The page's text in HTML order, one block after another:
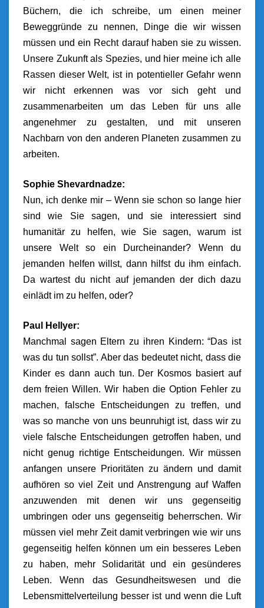
Büchern, die ich schreibe, um einen meiner
Beweggründe zu nennen, Dinge die wir wissen
müssen und ein Recht darauf haben sie zu wissen.
Unsere Zukunft als Spezies, und hier meine ich alle
Rassen dieser Welt, ist in potentieller Gefahr wenn
wir nicht erkennen was vor sich geht und
zusammenarbeiten um das Leben für uns alle
angenehmer zu gestalten, und mit unseren
Nachbarn von den anderen Planeten zusammen zu
arbeiten.
Sophie Shevardnadze:
Nun, ich denke mir – Wenn sie schon so lange hier
sind wie Sie sagen, und sie interessiert sind
humanitär zu helfen, wie Sie sagen, warum ist
unsere Welt so ein Durcheinander? Wenn du
jemanden helfen willst, dann hilfst du ihm einfach.
Da wartest du nicht auf jemanden der dich dazu
einlädt im zu helfen, oder?
Paul Hellyer:
Manchmal sagen Eltern zu ihren Kindern: “Das ist
was du tun sollst”. Aber das bedeutet nicht, dass die
Kinder es dann auch tun. Der Kosmos basiert auf
dem freien Willen. Wir haben die Option Fehler zu
machen, falsche Entscheidungen zu treffen, und
was so manche von uns beunruhigt ist, dass wir zu
viele falsche Entscheidungen getroffen haben, und
nicht genug richtige Entscheidungen. Wir müssen
anfangen unsere Prioritäten zu ändern und damit
aufhören so viel Zeit und Anstrengung auf Waffen
anzuwenden mit denen wir uns gegenseitig
umbringen oder uns gegenseitig beherrschen. Wir
müssen viel mehr Zeit damit verbringen wie wir uns
gegenseitig helfen können um ein besseres Leben
zu haben, mehr Solidarität und ein gesünderes
Leben. Wenn das Gesundheitswesen und die
Lebensmittelverteilung besser ist und wenn die Luft